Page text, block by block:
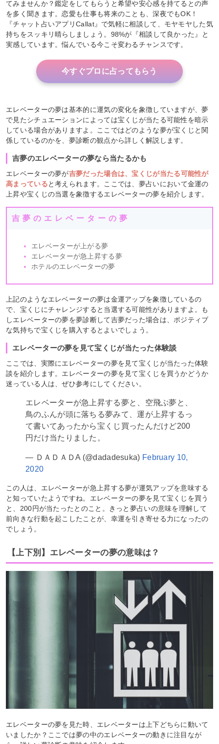
てみませんか？鑑定をしてもらうと希望や安心感を持てるとの声
を多く聞きます。恋愛も仕事も将来のことも、深夜でもOK！
『チャット占いアプリCallat』で気軽に相談して、モヤモヤした気
持ちをスッキリ晴らしましょう。98%が『相談して良かった』と
実感しています。悩んでいる今こそ変わるチャンスです。
今すぐプロに占ってもらう
エレベーターの夢は基本的に運気の変化を象徴していますが、夢
で見たシチュエーションによっては宝くじが当たる可能性を暗示
している場合がありますよ。ここではどのような夢が宝くじと関
係しているのかを、夢診断の観点から詳しく解説します。
吉夢のエレベーターの夢なら当たるかも
エレベーターの夢が吉夢だった場合は、宝くじが当たる可能性が
高まっていると考えられます。ここでは、夢占いにおいて金運の
上昇や宝くじの当選を象徴するエレベーターの夢を紹介します。
吉夢のエレベーターの夢
エレベーターが上がる夢
エレベーターが急上昇する夢
ホテルのエレベーターの夢
上記のようなエレベーターの夢は金運アップを象徴しているの
で、宝くじにチャレンジすると当選する可能性がありますよ。も
しエレベーターの夢を夢診断して吉夢だった場合は、ポジティブ
な気持ちで宝くじを購入するとよいでしょう。
エレベーターの夢を見て宝くじが当たった体験談
ここでは、実際にエレベーターの夢を見て宝くじが当たった体験
談を紹介します。エレベーターの夢を見て宝くじを買うかどうか
迷っている人は、ぜひ参考にしてください。
エレベーターが急上昇する夢と、空飛ぶ夢と、
鳥のふんが頭に落ちる夢みて、運が上昇するっ
て書いてあったから宝くじ買ったんだけど200
円だけ当たりました。
— ＤＡＤＡＤA (@dadadesuka) February 10,
2020
この人は、エレベーターが急上昇する夢が運気アップを意味する
と知っていたようですね。エレベーターの夢を見て宝くじを買う
と、200円が当たったとのこと。きっと夢占いの意味を理解して
前向きな行動を起こしたことが、幸運を引き寄せる力になったの
でしょう。
【上下別】エレベーターの夢の意味は？
エレベーターの夢を見た時、エレベーターは上下どちらに動いて
いましたか？ここでは夢の中のエレベーターの動きに注目なが